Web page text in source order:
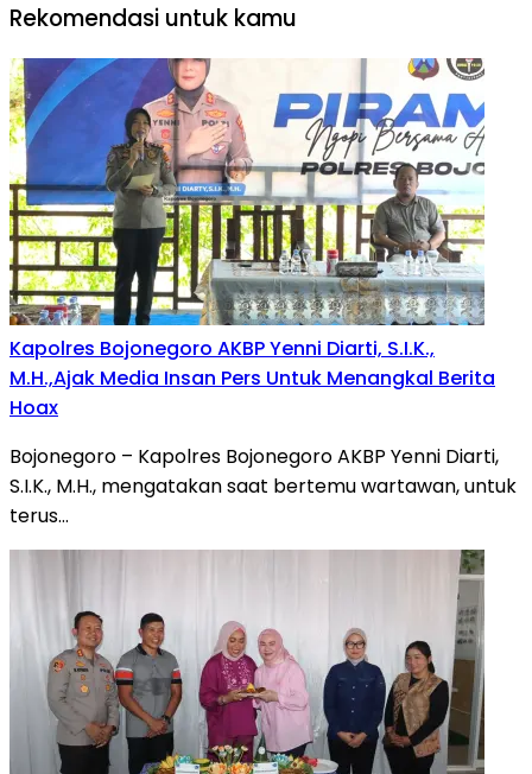
Rekomendasi untuk kamu
Kapolres Bojonegoro AKBP Yenni Diarti, S.I.K.,
M.H.,Ajak Media Insan Pers Untuk Menangkal Berita
Hoax
Bojonegoro – Kapolres Bojonegoro AKBP Yenni Diarti,
S.I.K., M.H., mengatakan saat bertemu wartawan, untuk
terus…